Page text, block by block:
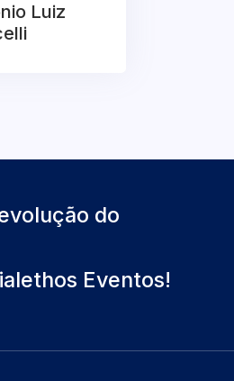
Luiz
do
Eventos!